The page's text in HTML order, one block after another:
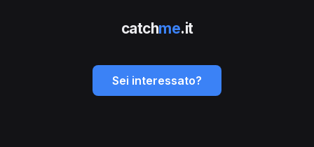
catchme.it
Sei interessato?